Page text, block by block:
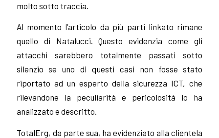
molto sotto traccia.
Al momento l’articolo da più parti linkato rimane
quello di Natalucci. Questo evidenzia come gli
attacchi sarebbero totalmente passati sotto
silenzio se uno di questi casi non fosse stato
riportato ad un esperto della sicurezza ICT, che
rilevandone la peculiarità e pericolosità lo ha
analizzato e descritto.
TotalErg, da parte sua, ha evidenziato alla clientela